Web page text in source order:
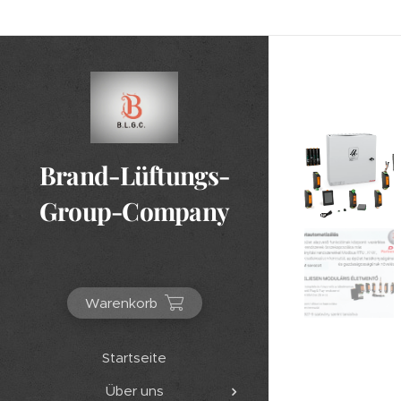
Brand-Lüftungs-
Group-Company
Warenkorb
Startseite
Über uns